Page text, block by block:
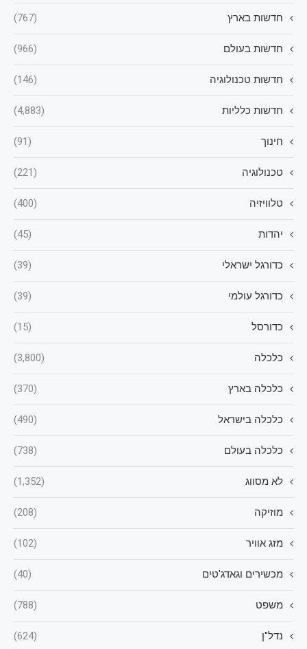
חדשות בארץ (767)
חדשות בעולם (966)
חדשות טכנולוגיה (146)
חדשות כלליות (4,883)
חינוך (91)
טכנולוגיה (221)
טלוויזיה (400)
יהדות (45)
כדורגל ישראלי (39)
כדורגל עולמי (39)
כדורסל (15)
כלכלה (3,800)
כלכלה בארץ (370)
כלכלה בישראל (490)
כלכלה בעולם (738)
לא מסווג (1,352)
מוזיקה (208)
מזג אוויר (102)
מכשירים וגאדג'טים (40)
משפט (788)
נדל"ן (624)